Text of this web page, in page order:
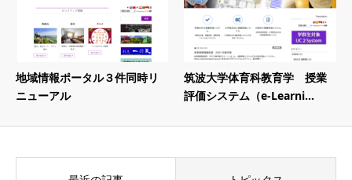
地域情報ポータル３件同時リ
ニューアル
筑波大学体育科教育学 授業
評価システム（e-Learni...